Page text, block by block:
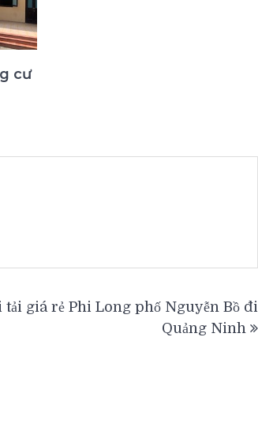
cư
tải giá rẻ Phi Long phố Nguyễn Bồ đi
Quảng Ninh